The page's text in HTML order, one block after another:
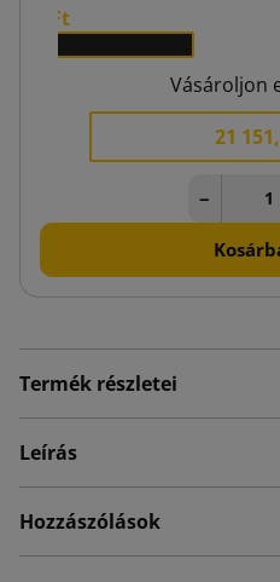
Ft
Vásároljon
21
−
Termék részletei
Leírás
Hozzászólások